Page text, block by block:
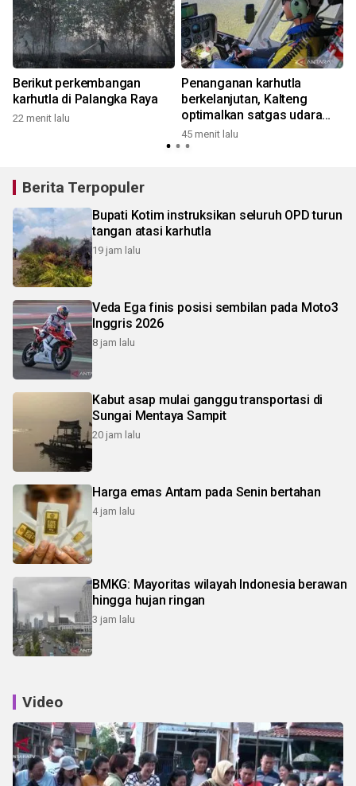
Berikut perkembangan
karhutla di Palangka Raya
22 menit lalu
Penanganan karhutla
berkelanjutan, Kalteng
optimalkan satgas udara
dan darat
45 menit lalu
Berita Terpopuler
Bupati Kotim instruksikan seluruh OPD turun
tangan atasi karhutla
19 jam lalu
Veda Ega finis posisi sembilan pada Moto3
Inggris 2026
8 jam lalu
Kabut asap mulai ganggu transportasi di
Sungai Mentaya Sampit
20 jam lalu
Harga emas Antam pada Senin bertahan
4 jam lalu
BMKG: Mayoritas wilayah Indonesia berawan
hingga hujan ringan
3 jam lalu
Video